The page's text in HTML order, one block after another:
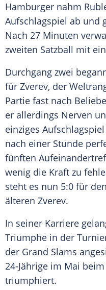
Hamburger nahm
Aufschlagspiel ab und
Nach 27 Minuten
zweiten Satzball mit
Durchgang zwei
für Zverev, der
Partie fast nach
er allerdings Nerven
einziges
nach einer Stunde
fünften
wenig die Kraft zu
steht es nun 5:0 für
älteren Zverev.
In seiner Karriere
Triumphe in der
der Grand Slams
24-Jährige im Mai
triumphiert.